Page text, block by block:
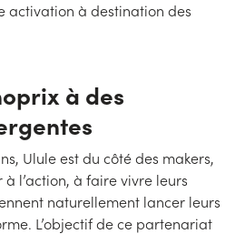
activation à destination des
à des
Ulule est du côté des makers,
l’action, à faire vivre leurs
naturellement lancer leurs
L’objectif de ce partenariat